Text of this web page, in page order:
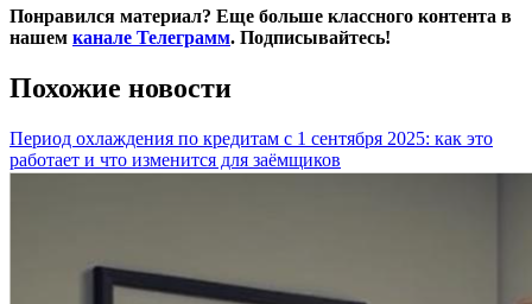
Понравился материал? Еще больше классного контента в
нашем канале Телеграмм. Подписывайтесь!
Похожие новости
Период охлаждения по кредитам с 1 сентября 2025: как это
работает и что изменится для заёмщиков